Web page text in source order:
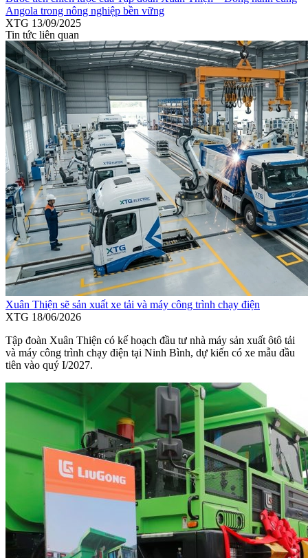
Angola trong nông nghiệp bền vững
XTG 13/09/2025
Tin tức liên quan
Xuân Thiện sẽ sản xuất xe tải và máy công trình chạy điện
XTG 18/06/2026
Tập đoàn Xuân Thiện có kế hoạch đầu tư nhà máy sản xuất ôtô tải
và máy công trình chạy điện tại Ninh Bình, dự kiến có xe mẫu đầu
tiên vào quý I/2027.